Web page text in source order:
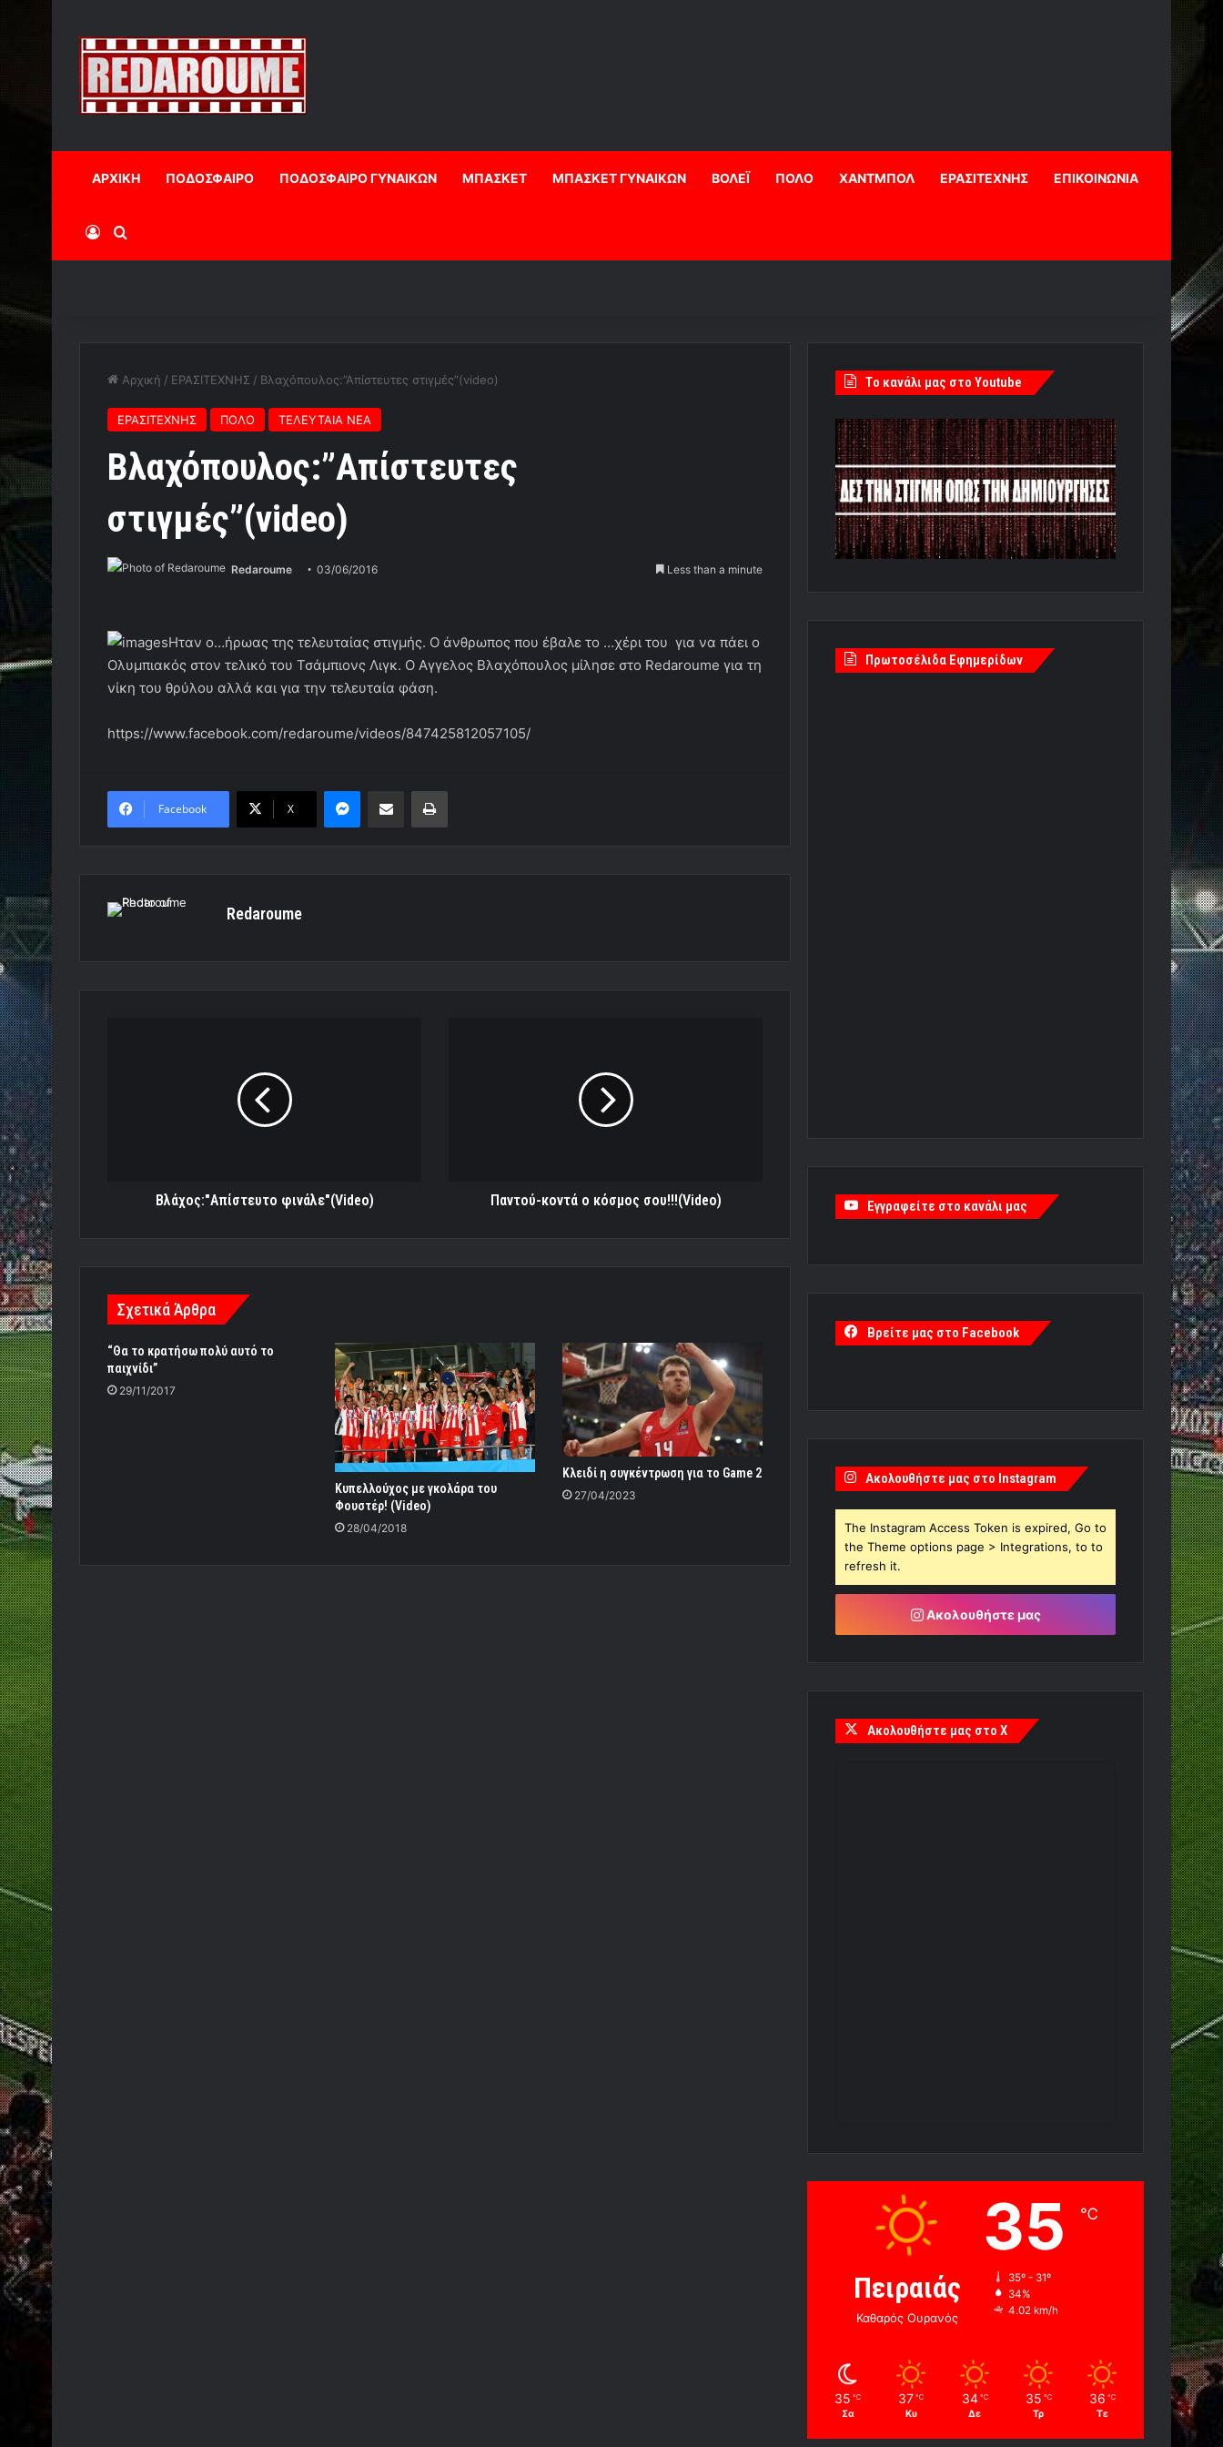
ΑΡΧΙΚΗ ΠΟΔΟΣΦΑΙΡΟ ΠΟΔΟΣΦΑΙΡΟ ΓΥΝΑΙΚΩΝ ΜΠΑΣΚΕΤ ΜΠΑΣΚΕΤ ΓΥΝΑΙΚΩΝ ΒΟΛΕΪ ΠΟΛΟ ΧΑΝΤΜΠΟΛ ΕΡΑΣΙΤΕΧΝΗΣ ΕΠΙΚΟΙΝΩΝΙΑ
Log InΑναζήτηση
Αρχική / ΕΡΑΣΙΤΕΧΝΗΣ / Bλαχόπουλος:”Απίστευτες στιγμές”(video)
ΕΡΑΣΙΤΕΧΝΗΣ ΠΟΛΟ ΤΕΛΕΥΤΑΙΑ ΝΕΑ
Bλαχόπουλος:”Απίστευτες
στιγμές”(video)
Redaroume 03/06/2016 Less than a minute
Ηταν ο…ήρωας της τελευταίας στιγμής. Ο άνθρωπος που έβαλε το …χέρι του για να πάει ο
Ολυμπιακός στον τελικό του Τσάμπιονς Λιγκ. Ο Αγγελος Βλαχόπουλος μίλησε στο Redaroume για τη
νίκη του θρύλου αλλά και για την τελευταία φάση.
https://www.facebook.com/redaroume/videos/847425812057105/
Facebook X
MessengerΚοινοποίηση μέσω ηλεκτρονικού ταχυδρομείουΕκτύπωση
Redaroume
Βλάχος:"Απίστευτο φινάλε"(Video) Παντού-κοντά ο κόσμος σου!!!(Video)
Σχετικά Άρθρα
“Θα το κρατήσω πολύ αυτό το
παιχνίδι”
29/11/2017
Κυπελλούχος με γκολάρα του
Φουστέρ! (Video)
28/04/2018
Κλειδί η συγκέντρωση για το Game 2
27/04/2023
Tο κανάλι μας στο Youtube
Πρωτοσέλιδα Εφημερίδων
Εγγραφείτε στο κανάλι μας
Βρείτε μας στο Facebook
Ακολουθήστε μας στο Instagram
The Instagram Access Token is expired, Go to
the Theme options page > Integrations, to to
refresh it.
Ακολουθήστε μας
Ακολουθήστε μας στο X
Πειραιάς
Καθαρός Ουρανός
35 ℃
35º - 31º
34%
4.02 km/h
35 ℃
Σα
37 ℃
Κυ
34 ℃
Δε
35 ℃
Τρ
36 ℃
Τε